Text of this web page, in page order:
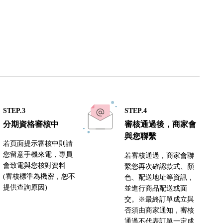
STEP.3
分期資格審核中
若頁面提示審核中則請
您留意手機來電，專員
會致電與您核對資料
(審核標準為機密，恕不
提供查詢原因)
STEP.4
審核通過後，商家會
與您聯繫
若審核通過，商家會聯
繫您再次確認款式、顏
色、配送地址等資訊，
並進行商品配送或面
交。※最終訂單成立與
否須由商家通知，審核
通過不代表訂單一定成